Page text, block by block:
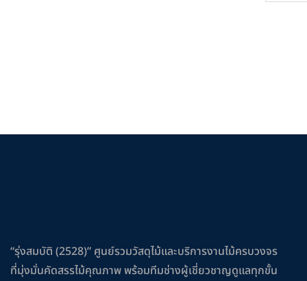
“รุ่งสมบัติ (2528)” ศูนย์รวมวัสดุไม้และบริการงานไม้ครบวงจร
ที่มุ่งมั่นคัดสรรไม้คุณภาพ พร้อมทีมช่างผู้เชี่ยวชาญดูแลทุกขั้น